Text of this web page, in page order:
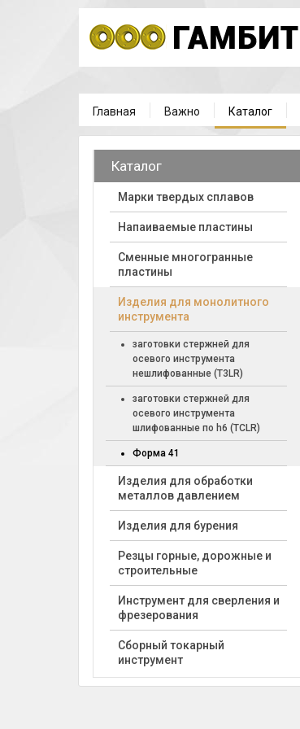
Главная Важно Каталог
Каталог
Марки твердых сплавов
Напаиваемые пластины
Cменные многогранные
пластины
Изделия для монолитного
инструмента
заготовки стержней для
осевого инструмента
нешлифованные (T3LR)
заготовки стержней для
осевого инструмента
шлифованные по h6 (TCLR)
Форма 41
Изделия для обработки
металлов давлением
Изделия для бурения
Резцы горные, дорожные и
строительные
Инструмент для сверления и
фрезерования
Сборный токарный
инструмент